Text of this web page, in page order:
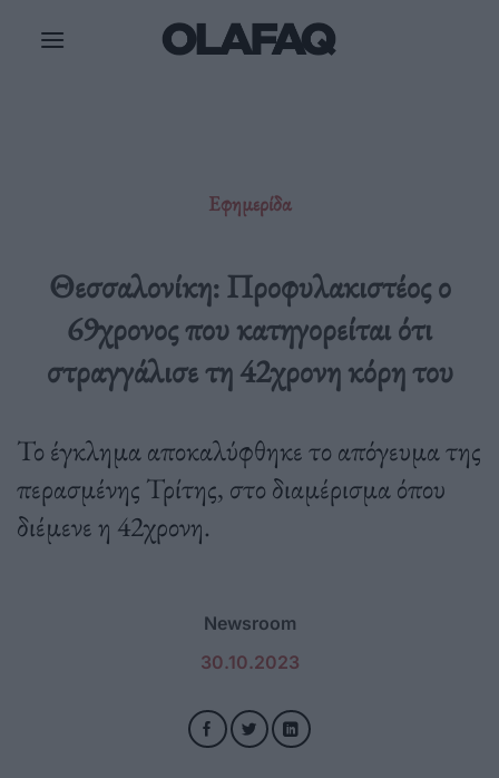
Εφημερίδα
Θεσσαλονίκη: Προφυλακιστέος ο
69χρονος που κατηγορείται ότι
στραγγάλισε τη 42χρονη κόρη του
Το έγκλημα αποκαλύφθηκε το απόγευμα της
περασμένης Τρίτης, στο διαμέρισμα όπου
διέμενε η 42χρονη.
Newsroom
30.10.2023